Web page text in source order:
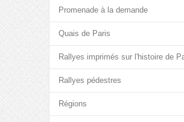
Promenade à la demande
Quais de Paris
Rallyes imprimés sur l'histoire de
Rallyes pédestres
Régions